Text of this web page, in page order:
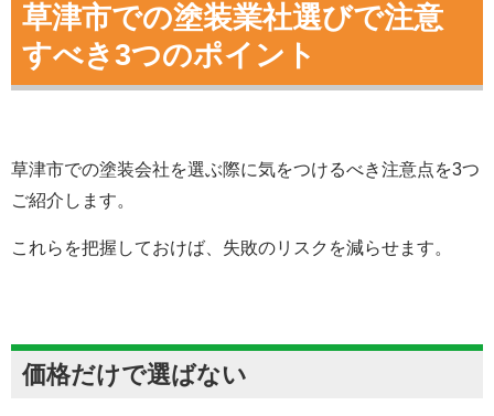
草津市での塗装業社選びで注意
すべき3つのポイント
草津市での塗装会社を選ぶ際に気をつけるべき注意点を3つ
ご紹介します。
これらを把握しておけば、失敗のリスクを減らせます。
価格だけで選ばない